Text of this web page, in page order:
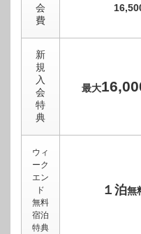
会
費
新
規
入
会
特
典
最大
ウィ
ーク
エン
ド
無料
宿泊
特典
１泊無